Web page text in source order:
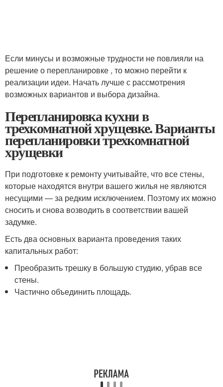
Если минусы и возможные трудности не повлияли на
решение о перепланировке , то можно перейти к
реализации идеи. Начать лучше с рассмотрения
возможных вариантов и выбора дизайна.
Перепланировка кухни в
трехкомнатной хрущевке. Варианты
перепланировки трехкомнатной
хрущевки
При подготовке к ремонту учитывайте, что все стены,
которые находятся внутри вашего жилья не являются
несущими — за редким исключением. Поэтому их можно
сносить и снова возводить в соответствии вашей
задумке.
Есть два основных варианта проведения таких
капитальных работ:
Преобразить трешку в большую студию, убрав все
стены.
Частично объединить площадь.